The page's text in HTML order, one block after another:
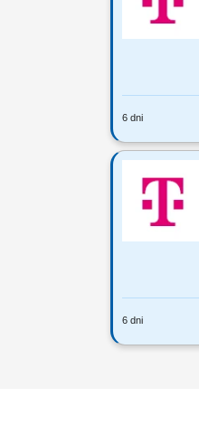
6 dni
6 dni